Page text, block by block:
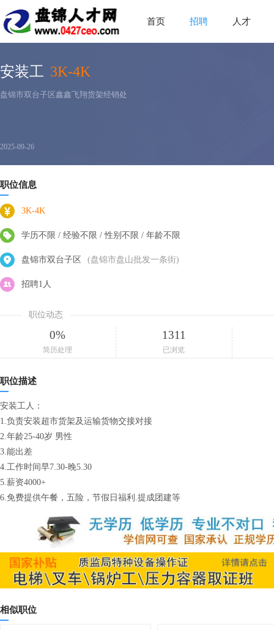
首页 招聘 人才
安装工 3K-4K
盘锦市双台子区鑫鑫飞翔货架经销处
2025-09-26
职位信息
3K-4K
学历不限 / 经验不限 / 性别不限 / 年龄不限
盘锦市双台子区 (盘锦市盘山批发一条街)
招聘1人
职位动态
0%
简历处理
1311
已浏览
职位描述
安装工人：
1.负责安装超市货架及运输货物交接对接
2.年龄25-40岁 男性
3.能出差
4.工作时间早7.30-晚5.30
5.薪资4000+
6.免费提供午餐，五险，节假日福利.提成团建等
相似职位